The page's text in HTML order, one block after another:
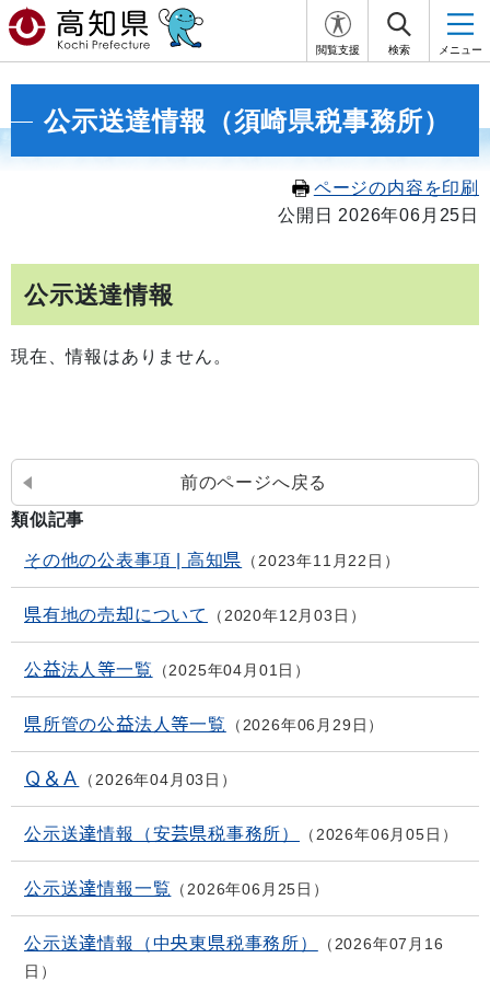
閲覧支援 検索 メニュー
公示送達情報（須崎県税事務所）
ページの内容を印刷
公開日 2026年06月25日
公示送達情報
現在、情報はありません。
前のページへ戻る
類似記事
その他の公表事項 | 高知県 2023年11月22日
県有地の売却について 2020年12月03日
公益法人等一覧 2025年04月01日
県所管の公益法人等一覧 2026年06月29日
Ｑ＆Ａ 2026年04月03日
公示送達情報（安芸県税事務所） 2026年06月05日
公示送達情報一覧 2026年06月25日
公示送達情報（中央東県税事務所）
2026年07月16
日